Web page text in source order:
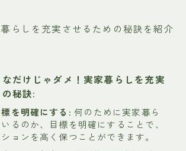
らしを充実させるための秘訣を紹介
だけじゃダメ！実家暮らしを充実
秘訣:
を明確にする: 何のために実家暮ら
るのか、目標を明確にすることで、
ョンを高く保つことができます。